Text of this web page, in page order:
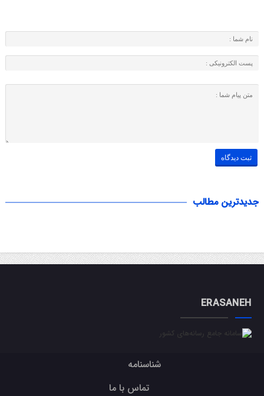
جدیدترین مطالب
ERASANEH
شناسنامه
تماس با ما